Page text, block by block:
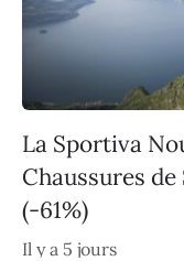
La Sportiva
Chaussures
(-61%)
Il y a 5 jours